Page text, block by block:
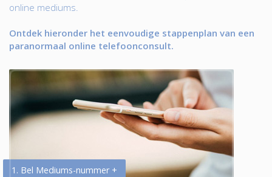
online mediums.
Ontdek hieronder het eenvoudige stappenplan van een
paranormaal online telefoonconsult.
1. Bel Mediums-nummer +